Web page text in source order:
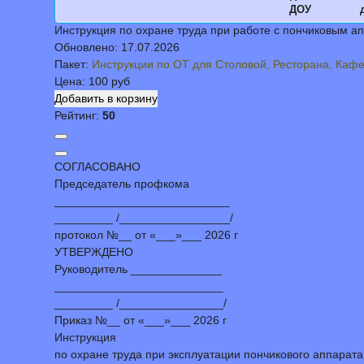
ДОУ
Инструкция по охране труда при работе с пончиковым
Обновлено: 17.07.2026
Пакет: Инструкции по ОТ для Столовой, Ресторана, Кафе
Цена: 100 руб
Рейтинг: 50
СОГЛАСОВАНО
Председатель профкома
_________ /_________________/
протокол №__ от «___»___ 2026 г
УТВЕРЖДЕНО
Руководитель ______________
_________ /________________/
Приказ №__ от «___»___ 2026 г
Инструкция
по охране труда при эксплуатации пончикового аппарата